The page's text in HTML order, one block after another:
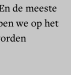
de meeste
we op het